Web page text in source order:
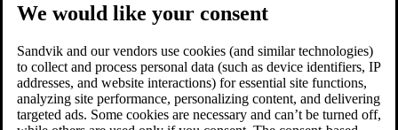
We would like your consent
Sandvik and our vendors use cookies (and similar technologies)
to collect and process personal data (such as device identifiers, IP
addresses, and website interactions) for essential site functions,
analyzing site performance, personalizing content, and delivering
targeted ads. Some cookies are necessary and can’t be turned off,